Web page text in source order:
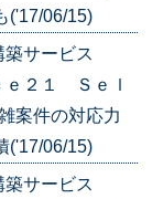
('17/06/15)
築サービス
ｅ２１ Ｓｅｌ
案件の対応力
('17/06/15)
築サービス